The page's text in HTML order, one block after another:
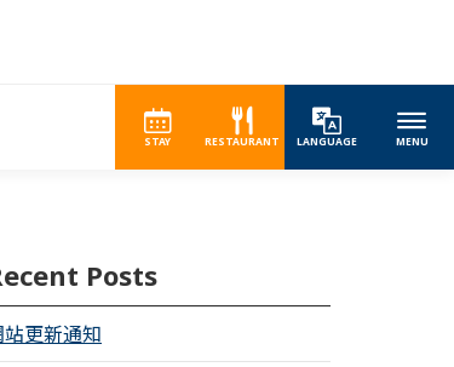
STAY RESTAURANT LANGUAGE MENU
Posts
站更新通知